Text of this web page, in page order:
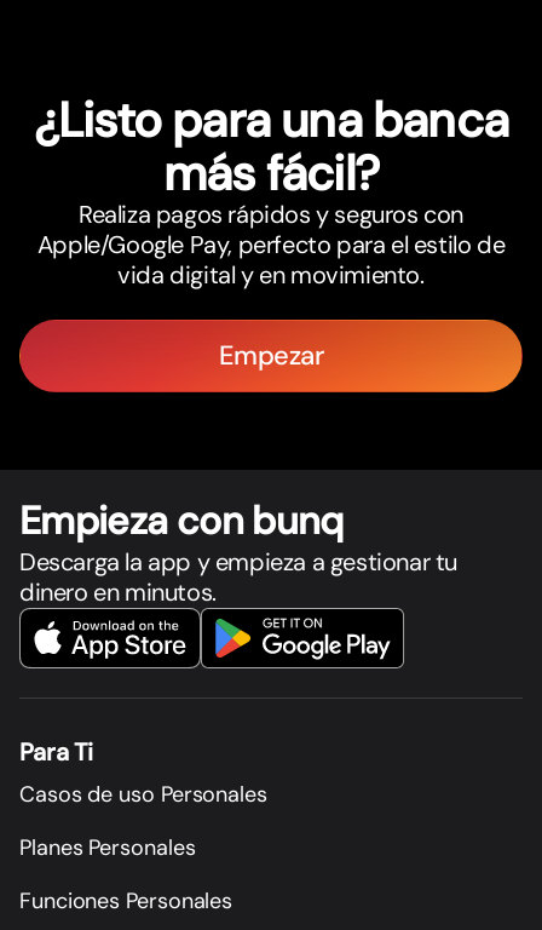
¿Listo para una banca
más fácil?
Realiza pagos rápidos y seguros con
Apple/Google Pay, perfecto para el estilo de
vida digital y en movimiento.
Empezar
Empieza con bunq
Descarga la app y empieza a gestionar tu
dinero en minutos.
Para Ti
Casos de uso Personales
Planes Personales
Funciones Personales